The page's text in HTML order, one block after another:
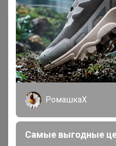
Тан4ик
Мастер СП
3 декабря, 2020 21:37
Здравствуйте. На сайте
не могу найти фото как он
ok.ru/lot/785601469/0
РомашкаХ
Самые выгодные